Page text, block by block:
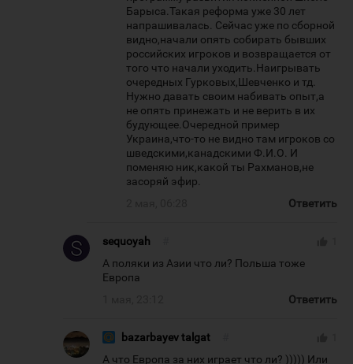
Барыса.Такая реформа уже 30 лет
напрашивалась. Сейчас уже по сборной
видно,начали опять собирать бывших
российских игроков и возвращается от
того что начали уходить.Наигрывать
очередных Гурковых,Шевченко и тд.
Нужно давать своим набивать опыт,а
не опять принежать и не верить в их
будующее.Очередной пример
Украина,что-то не видно там игроков со
шведскими,канадскими Ф.И.О. И
поменяю ник,какой ты Рахманов,не
засоряй эфир.
Ответить
sequoyah
А поляки из Азии что ли? Польша тоже
Европа
Ответить
bazarbayev talgat
А что Европа за них играет что ли? ))))) Или